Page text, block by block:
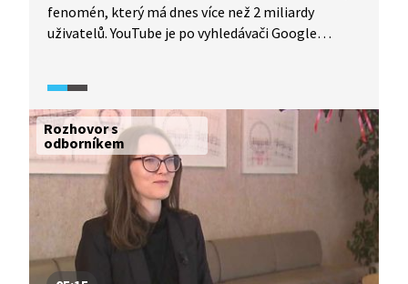
fenomén, který má dnes více než 2 miliardy
uživatelů. YouTube je po vyhledávači Google
youtubeři. V Česku uspěl třeba Karel Kovář, známý
také jako Kovy, a v zahraničí jsou slavní například
Viral Brothers. Úspěšní tvůrci ale v poslední době
přecházejí na kontroverzní čínskou konkurenci
TikTok, protože YouTube začal přísněji vymáhat
pravidla používání a více dohlížet na obsah,
konspirace a lživé zprávy.
Rozhovor s
odborníkem